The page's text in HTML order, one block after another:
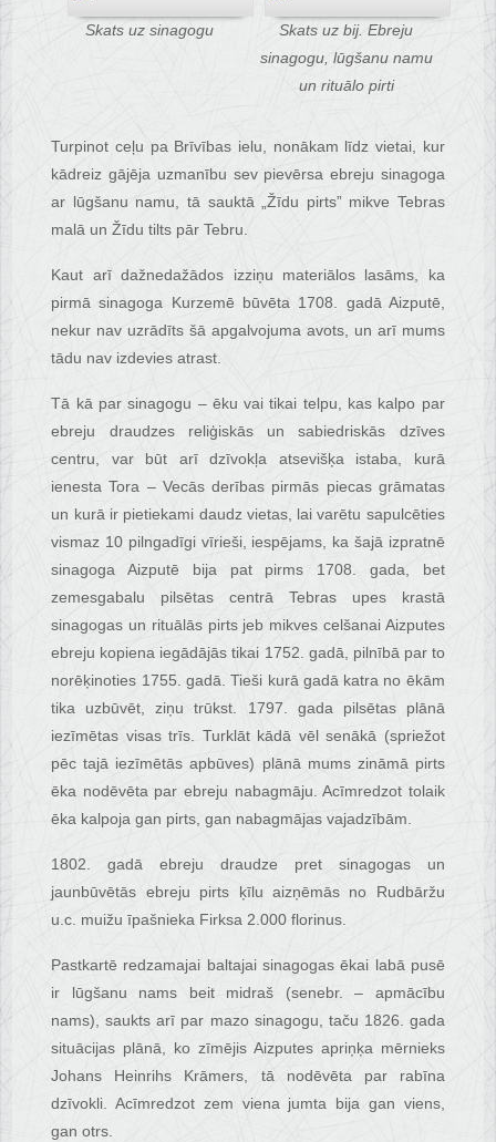
Skats uz sinagogu
Skats uz bij. Ebreju
sinagogu, lūgšanu namu
un rituālo pirti
Turpinot ceļu pa Brīvības ielu, nonākam līdz vietai, kur
kādreiz gājēja uzmanību sev pievērsa ebreju sinagoga
ar lūgšanu namu, tā sauktā „Žīdu pirts” mikve Tebras
malā un Žīdu tilts pār Tebru.
Kaut arī dažnedažādos izziņu materiālos lasāms, ka
pirmā sinagoga Kurzemē būvēta 1708. gadā Aizputē,
nekur nav uzrādīts šā apgalvojuma avots, un arī mums
tādu nav izdevies atrast.
Tā kā par sinagogu – ēku vai tikai telpu, kas kalpo par
ebreju draudzes reliģiskās un sabiedriskās dzīves
centru, var būt arī dzīvokļa atsevišķa istaba, kurā
ienesta Tora – Vecās derības pirmās piecas grāmatas
un kurā ir pietiekami daudz vietas, lai varētu sapulcēties
vismaz 10 pilngadīgi vīrieši, iespējams, ka šajā izpratnē
sinagoga Aizputē bija pat pirms 1708. gada, bet
zemesgabalu pilsētas centrā Tebras upes krastā
sinagogas un rituālās pirts jeb mikves celšanai Aizputes
ebreju kopiena iegādājās tikai 1752. gadā, pilnībā par to
norēķinoties 1755. gadā. Tieši kurā gadā katra no ēkām
tika uzbūvēt, ziņu trūkst. 1797. gada pilsētas plānā
iezīmētas visas trīs. Turklāt kādā vēl senākā (spriežot
pēc tajā iezīmētās apbūves) plānā mums zināmā pirts
ēka nodēvēta par ebreju nabagmāju. Acīmredzot tolaik
ēka kalpoja gan pirts, gan nabagmājas vajadzībām.
1802. gadā ebreju draudze pret sinagogas un
jaunbūvētās ebreju pirts ķīlu aizņēmās no Rudbāržu
u.c. muižu īpašnieka Firksa 2.000 florinus.
Pastkartē redzamajai baltajai sinagogas ēkai labā pusē
ir lūgšanu nams beit midraš (senebr. – apmācību
nams), saukts arī par mazo sinagogu, taču 1826. gada
situācijas plānā, ko zīmējis Aizputes apriņķa mērnieks
Johans Heinrihs Krāmers, tā nodēvēta par rabīna
dzīvokli. Acīmredzot zem viena jumta bija gan viens,
gan otrs.